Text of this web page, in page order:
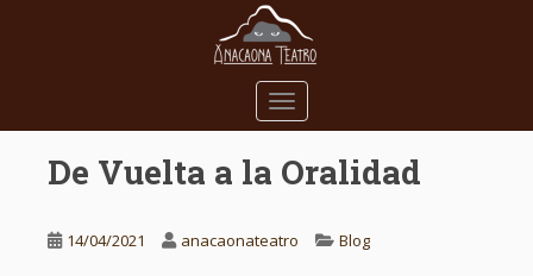
TOGGLE NAVIGATION
De Vuelta a la Oralidad
14/04/2021 anacaonateatro Blog